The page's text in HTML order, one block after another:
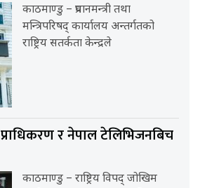
काठमाण्डु – प्रधानमन्त्री तथा
मन्त्रिपरिषद् कार्यालय अन्तर्गतको
राष्ट्रिय सतर्कता केन्द्रले
प्राधिकरण र नेपाल टेलिभिजनबिच
काठमाण्डु – राष्ट्रिय विपद् जोखिम